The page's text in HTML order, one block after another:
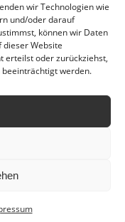
wir Technologien wie
und/oder darauf
können wir Daten
Website
erteilst oder zurückziehst,
werden.